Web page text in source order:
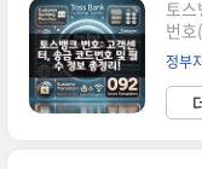
토스
번
리했
인
인하
정보
정부